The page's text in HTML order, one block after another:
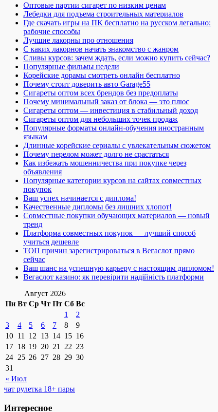
Оптовые партии сигарет по низким ценам
Лебедки для подъема строительных материалов
Где скачать игры на ПК бесплатно на русском легально:
рабочие способы
Лучшие лакорны про отношения
С каких лакорнов начать знакомство с жанром
Сливы курсов: зачем ждать, если можно купить сейчас?
Популярные фильмы недели
Корейские дорамы смотреть онлайн бесплатно
Почему стоит доверить авто Garage55
Сигареты оптом всех брендов без предоплаты
Почему минимальный заказ от блока — это плюс
Сигареты оптом — инвестиция в стабильный доход
Сигареты оптом для небольших точек продаж
Популярные форматы онлайн-обучения иностранным
языкам
Длинные корейские сериалы с увлекательным сюжетом
Почему перелом может долго не срастаться
Как избежать мошенничества при покупке через
объявления
Популярные категории курсов на сайтах совместных
покупок
Ваш успех начинается с диплома!
Качественные дипломы без лишних хлопот!
Совместные покупки обучающих материалов — новый
тренд
Платформа совместных покупок — лучший способ
учиться дешевле
ТОП причин зарегистрироваться в Вегаслот прямо
сейчас
Ваш шанс на успешную карьеру с настоящим дипломом!
Вегаслот казино: як перевірити надійність платформи
Август 2026
Пн Вт Ср Чт Пт Сб Вс
« Июл
1
2
3
4 5 6 7 8
9
10 11 12 13 14 15 16
17 18 19 20 21 22 23
24 25 26 27 28 29 30
31
чат рулетка 18+ пары
Интересное